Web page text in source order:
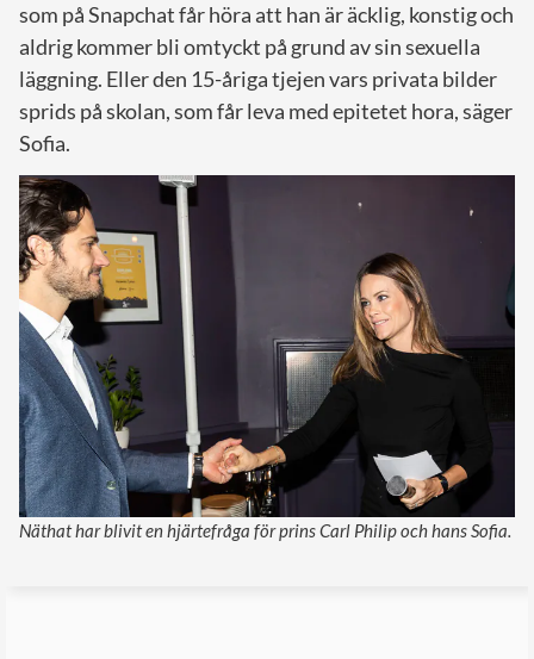
som på Snapchat får höra att han är äcklig, konstig och
aldrig kommer bli omtyckt på grund av sin sexuella
läggning. Eller den 15-åriga tjejen vars privata bilder
sprids på skolan, som får leva med epitetet hora, säger
Sofia.
Näthat har blivit en hjärtefråga för prins Carl Philip och hans Sofia.